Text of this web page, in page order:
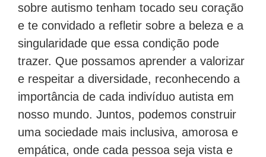
sobre autismo tenham tocado seu coração
e te convidado a refletir sobre a beleza e a
singularidade que essa condição pode
trazer. Que possamos aprender a valorizar
e respeitar a diversidade, reconhecendo a
importância de cada indivíduo autista em
nosso mundo. Juntos, podemos construir
uma sociedade mais inclusiva, amorosa e
empática, onde cada pessoa seja vista e